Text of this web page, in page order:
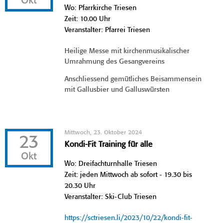
Wo: Pfarrkirche Triesen
Zeit: 10.00 Uhr
Veranstalter: Pfarrei Triesen
Heilige Messe mit kirchenmusikalischer
Umrahmung des Gesangvereins
Anschliessend gemütliches Beisammensein
mit Gallusbier und Galluswürsten
23
Okt
Mittwoch, 23. Oktober 2024
Kondi-Fit Training für alle
Wo: Dreifachturnhalle Triesen
Zeit: jeden Mittwoch ab sofort - 19.30 bis
20.30 Uhr
Veranstalter: Ski-Club Triesen
https://sctriesen.li/2023/10/22/kondi-fit-